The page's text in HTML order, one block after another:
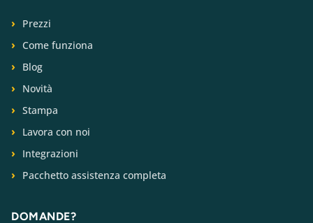
Prezzi
Come funziona
Blog
Novità
Stampa
Lavora con noi
Integrazioni
Pacchetto assistenza completa
DOMANDE?